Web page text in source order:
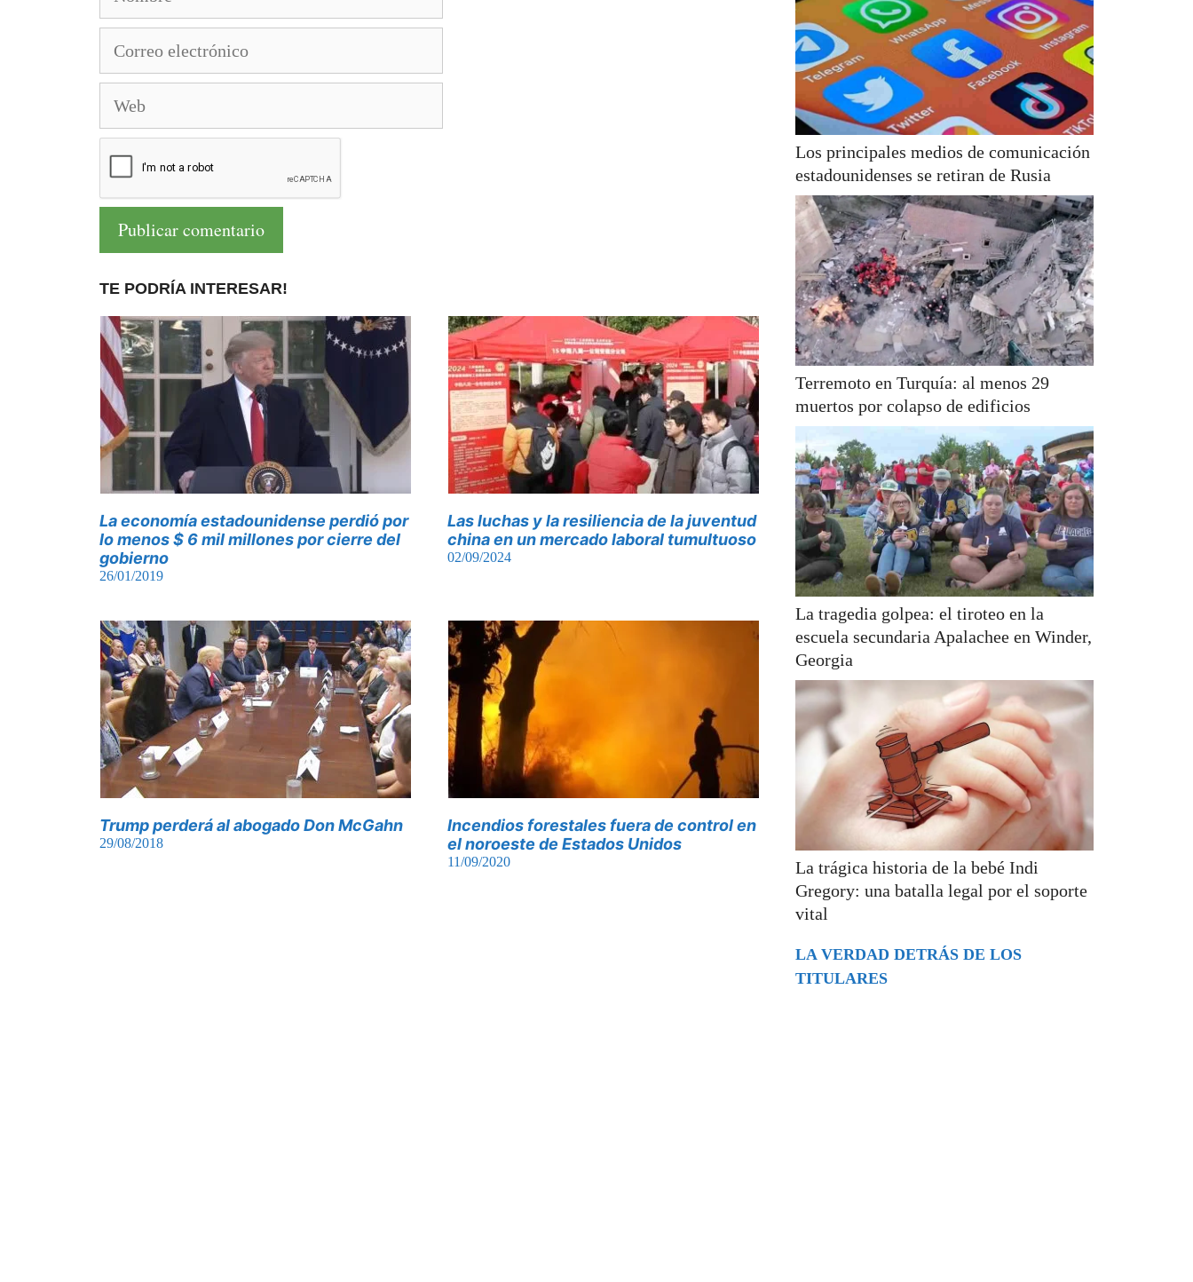
electrónico
TE PODRÍA INTERESAR!
La economía estadounidense perdió por
lo menos $ 6 mil millones por cierre del
gobierno
26/01/2019
Las luchas y la resiliencia de la juventud
china en un mercado laboral tumultuoso
02/09/2024
Trump perderá al abogado Don McGahn
29/08/2018
Incendios forestales fuera de control en
el noroeste de Estados Unidos
11/09/2020
Los principales medios de comunicación
estadounidenses se retiran de Rusia
Terremoto en Turquía: al menos 29
muertos por colapso de edificios
La tragedia golpea: el tiroteo en la
escuela secundaria Apalachee en Winder,
Georgia
La trágica historia de la bebé Indi
Gregory: una batalla legal por el soporte
vital
LA VERDAD DETRÁS DE LOS
TITULARES